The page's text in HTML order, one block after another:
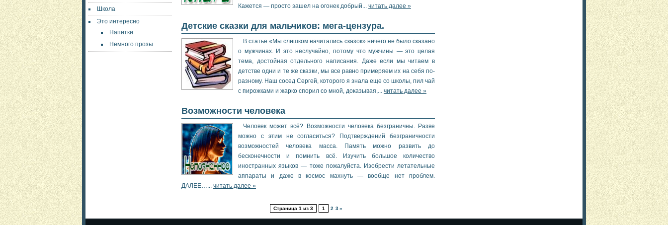
Школа
Это интересно
Напитки
Немного прозы
Кажется — просто зашел на огонек добрый... читать далее »
Детские сказки для мальчиков: мега-цензура.
В статье «Мы слишком начитались сказок» ничего не было сказано
о мужчинах. И это неслучайно, потому что мужчины — это целая
тема, достойная отдельного написания. Даже если мы читаем в
детстве одни и те же сказки, мы все равно примеряем их на себя по-
разному. Наш сосед Сергей, которого я знала еще со школы, пил чай
с пирожками и жарко спорил со мной, доказывая,... читать далее »
Возможности человека
Человек может всё? Возможности человека безграничны. Разве
можно с этим не согласиться? Подтверждений безграничности
возможностей человека масса. Память можно развить до
бесконечности и помнить всё. Изучить большое количество
иностранных языков — тоже пожалуйста. Изобрести летательные
аппараты и даже в космос махнуть — вообще нет проблем.
ДАЛЕЕ…... читать далее »
Страница 1 из 3 1 2 3 »